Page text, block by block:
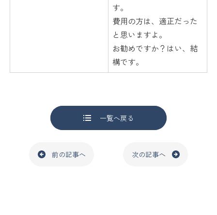
す。
費用の方は、適正だった
と思いますよ。
お勧めですか？はい、結
構です。
一覧へ戻る
前の記事へ 次の記事へ